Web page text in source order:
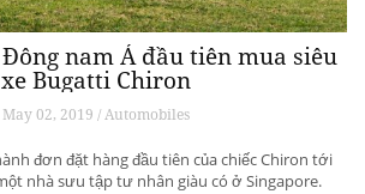
nam Á đầu tiên mua siêu
xe Bugatti Chiron
May 02, 2019 / Automobiles
đơn đặt hàng đầu tiên của chiếc Chiron tới
nhà sưu tập tư nhân giàu có ở Singapore.